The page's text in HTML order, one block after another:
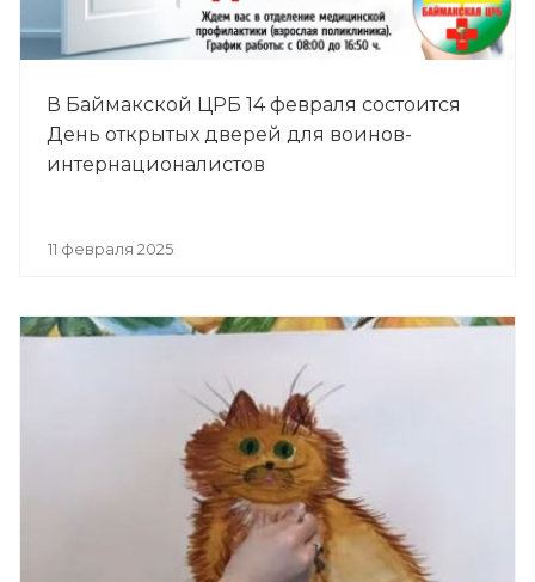
В Баймакской ЦРБ 14 февраля состоится
День открытых дверей для воинов-
интернационалистов
11 февраля 2025